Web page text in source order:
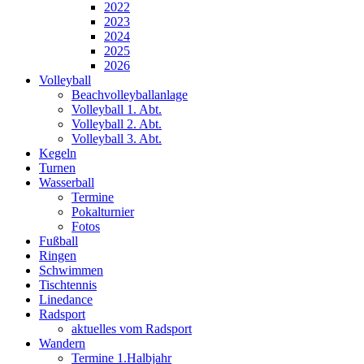
2022
2023
2024
2025
2026
Volleyball
Beachvolleyballanlage
Volleyball 1. Abt.
Volleyball 2. Abt.
Volleyball 3. Abt.
Kegeln
Turnen
Wasserball
Termine
Pokalturnier
Fotos
Fußball
Ringen
Schwimmen
Tischtennis
Linedance
Radsport
aktuelles vom Radsport
Wandern
Termine 1.Halbjahr